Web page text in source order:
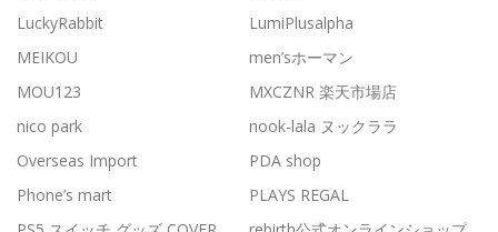
LuckyRabbit
LumiPlusalpha
MEIKOU
men’sホーマン
MOU123
MXCZNR 楽天市場店
nico park
nook-lala ヌックララ
Overseas Import
PDA shop
Phone’s mart
PLAYS REGAL